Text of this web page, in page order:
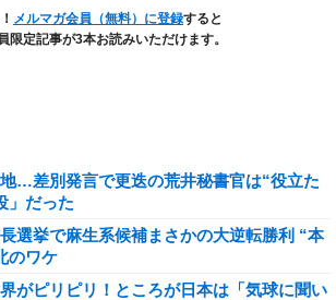
メルマガ会員（無料）に登録すると
限定記事が3本お読みいただけます。
…差別発言で更迭の荒井秘書官は“役立た
」だった
選挙で麻生系候補まさかの大逆転勝利 “本
のワケ
がピリピリ！ところが日本は「気球に聞い